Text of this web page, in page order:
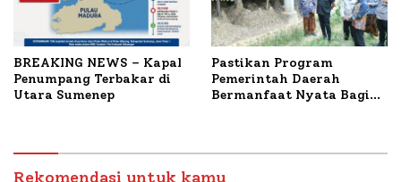
BREAKING NEWS – Kapal
Penumpang Terbakar di
Utara Sumenep
Pastikan Program
Pemerintah Daerah
Bermanfaat Nyata Bagi
Petelur di Desa Bataal
Timur
Rekomendasi untuk kamu